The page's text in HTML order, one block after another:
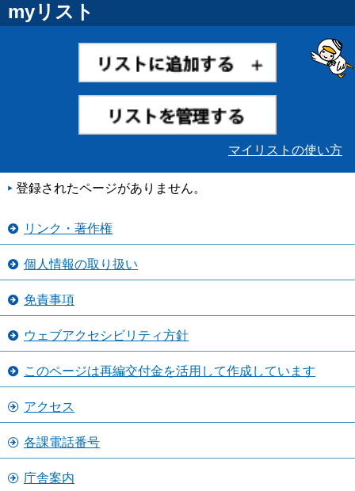
myリスト
マイリストの使い方
登録されたページがありません。
リンク・著作権
個人情報の取り扱い
免責事項
ウェブアクセシビリティ方針
このページは再編交付金を活用して作成しています
アクセス
各課電話番号
庁舎案内